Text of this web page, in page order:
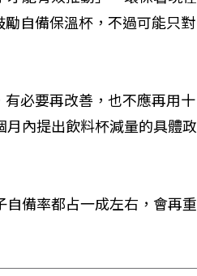
自備保溫杯，不過可能只對
必要再改善，也不應再用十
內提出飲料杯減量的具體政
備率都占一成左右，會再重